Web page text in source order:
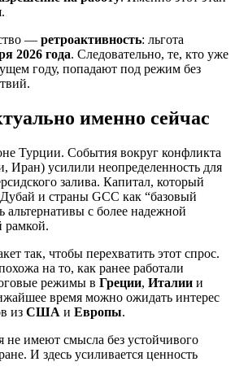
— ретроактивность: льгота
2026 года. Следовательно, те, кто уже
году, попадают под режим без
именно сейчас
Турции. События вокруг конфликта
Иран) усилили неопределенность для
залива. Капитал, который
и страны GCC как “базовый
альтернативы с более надежной
рамкой.
так, чтобы перехватить этот спрос.
на то, как ранее работали
режимы в Греции, Италии и
время можно ожидать интерес
из США и Европы.
не имеют смысла без устойчивого
И здесь усиливается ценность